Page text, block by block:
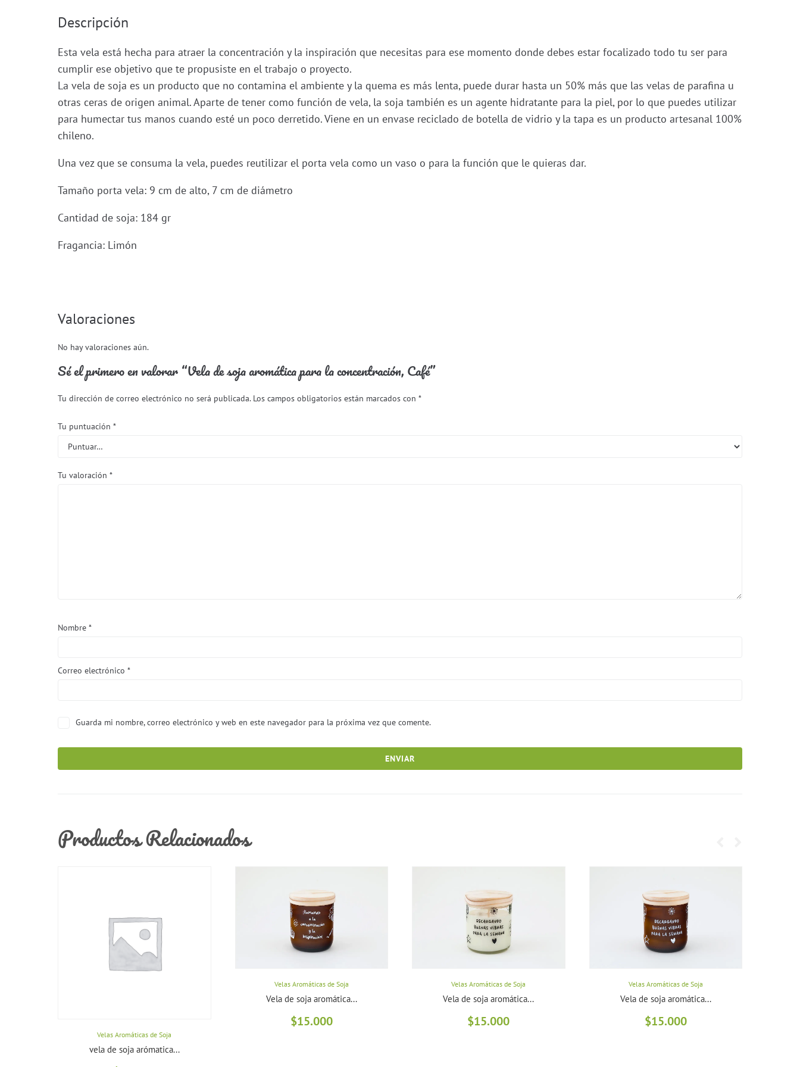
Descripción
Esta vela está hecha para atraer la concentración y la inspiración que necesitas para ese momento donde debes estar focalizado todo tu ser para
cumplir ese objetivo que te propusiste en el trabajo o proyecto.
La vela de soja es un producto que no contamina el ambiente y la quema es más lenta, puede durar hasta un 50% más que las velas de parafina u
otras ceras de origen animal. Aparte de tener como función de vela, la soja también es un agente hidratante para la piel, por lo que puedes utilizar
para humectar tus manos cuando esté un poco derretido. Viene en un envase reciclado de botella de vidrio y la tapa es un producto artesanal 100%
chileno.
Una vez que se consuma la vela, puedes reutilizar el porta vela como un vaso o para la función que le quieras dar.
Tamaño porta vela: 9 cm de alto, 7 cm de diámetro
Cantidad de soja: 184 gr
Fragancia: Limón
Valoraciones
No hay valoraciones aún.
Sé el primero en valorar “Vela de soja aromática para la concentración, Café”
Tu dirección de correo electrónico no será publicada. Los campos obligatorios están marcados con *
Tu puntuación *
Tu valoración *
Nombre *
Correo electrónico *
Guarda mi nombre, correo electrónico y web en este navegador para la próxima vez que comente.
Productos Relacionados
Velas Aromáticas de Soja
vela de soja arómatica...
Velas Aromáticas de Soja
Vela de soja aromática...
$15.000
Velas Aromáticas de Soja
Vela de soja aromática...
$15.000
Velas Aromáticas de Soja
Vela de soja aromática...
$15.000